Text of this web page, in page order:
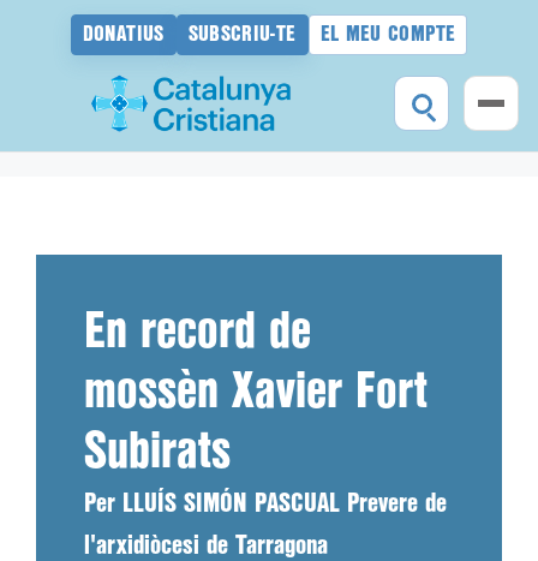
DONATIUS SUBSCRIU-TE EL MEU COMPTE
En record de
mossèn Xavier Fort
Subirats
Per LLUÍS SIMÓN PASCUAL Prevere de
l'arxidiòcesi de Tarragona